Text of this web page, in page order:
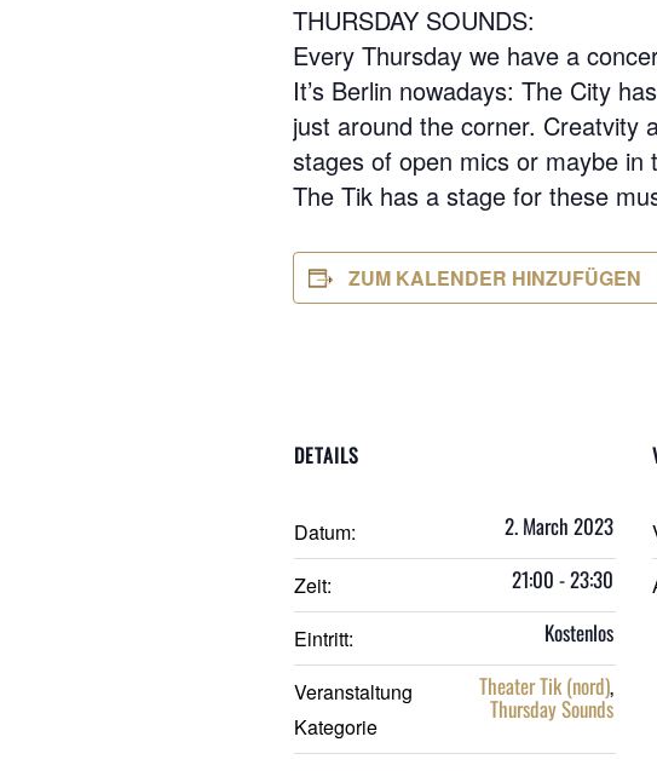
THURSDAY SOUNDS:
Every Thursday we have a
It’s Berlin nowadays: The City
just around the corner. Creatvity
stages of open mics or maybe in
The Tik has a stage for these
ZUM KALENDER HINZUFÜGEN
DETAILS
Datum: 2. March 2023
Zeit: 21:00 - 23:30
Eintritt: Kostenlos
Veranstaltung
Kategorie
Theater Tik (nord),
Thursday Sounds